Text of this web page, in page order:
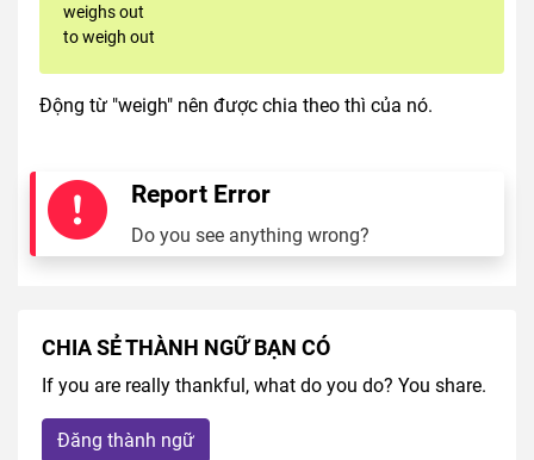
weighs out
to weigh out
Động từ "weigh" nên được chia theo thì của nó.
Report Error
Do you see anything wrong?
CHIA SẺ THÀNH NGỮ BẠN CÓ
If you are really thankful, what do you do? You share.
Đăng thành ngữ